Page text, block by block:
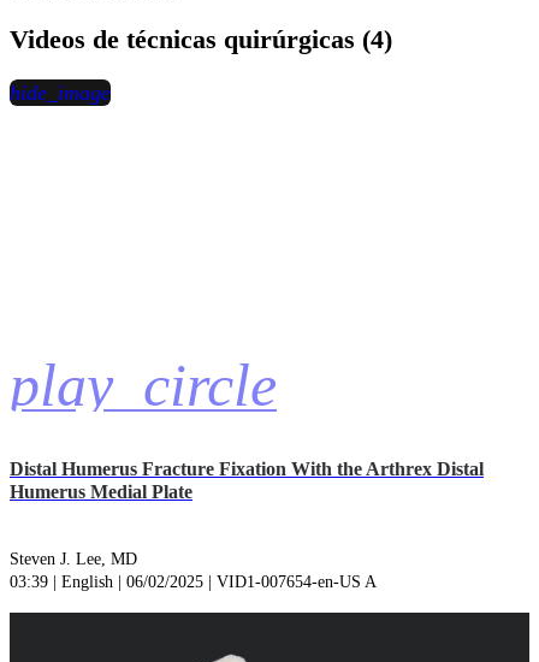
Videos de técnicas quirúrgicas (4)
play_circle
hide_image
Distal Humerus Fracture Fixation With the Arthrex Distal
Humerus Medial Plate
Steven J. Lee, MD
03:39 | English | 06/02/2025 | VID1-007654-en-US A